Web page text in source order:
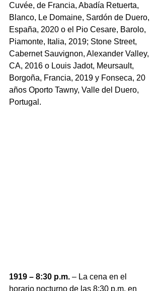
Cuvée, de Francia, Abadía Retuerta,
Blanco, Le Domaine, Sardón de Duero,
España, 2020 o el Pio Cesare, Barolo,
Piamonte, Italia, 2019; Stone Street,
Cabernet Sauvignon, Alexander Valley,
CA, 2016 o Louis Jadot, Meursault,
Borgoña, Francia, 2019 y Fonseca, 20
años Oporto Tawny, Valle del Duero,
Portugal.
1919 – 8:30 p.m. – La cena en el
horario nocturno de las 8:30 p.m. en